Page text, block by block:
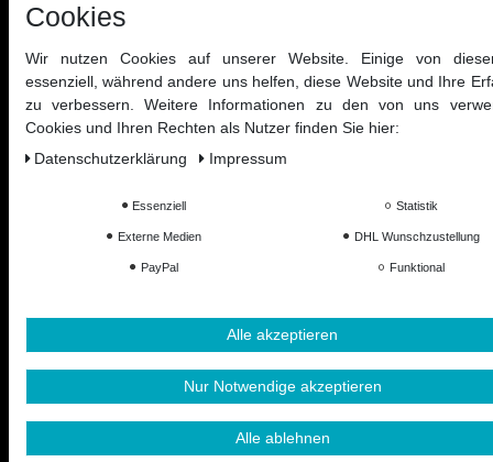
Cookies
Wir nutzen Cookies auf unserer Website. Einige von
essenziell, während andere uns helfen, diese Website und Ihre
zu verbessern. Weitere Informationen zu den von uns
Cookies und Ihren Rechten als Nutzer finden Sie hier:
Daten­schutz­erklärung
Impressum
Essenziell Statistik
Externe Medien DHL Wunschzustellung
PayPal Funktional
Alle akzeptieren
Nur Notwendige akzeptieren
Alle ablehnen